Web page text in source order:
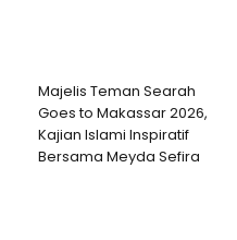
Majelis Teman Searah
Goes to Makassar 2026,
Kajian Islami Inspiratif
Bersama Meyda Sefira